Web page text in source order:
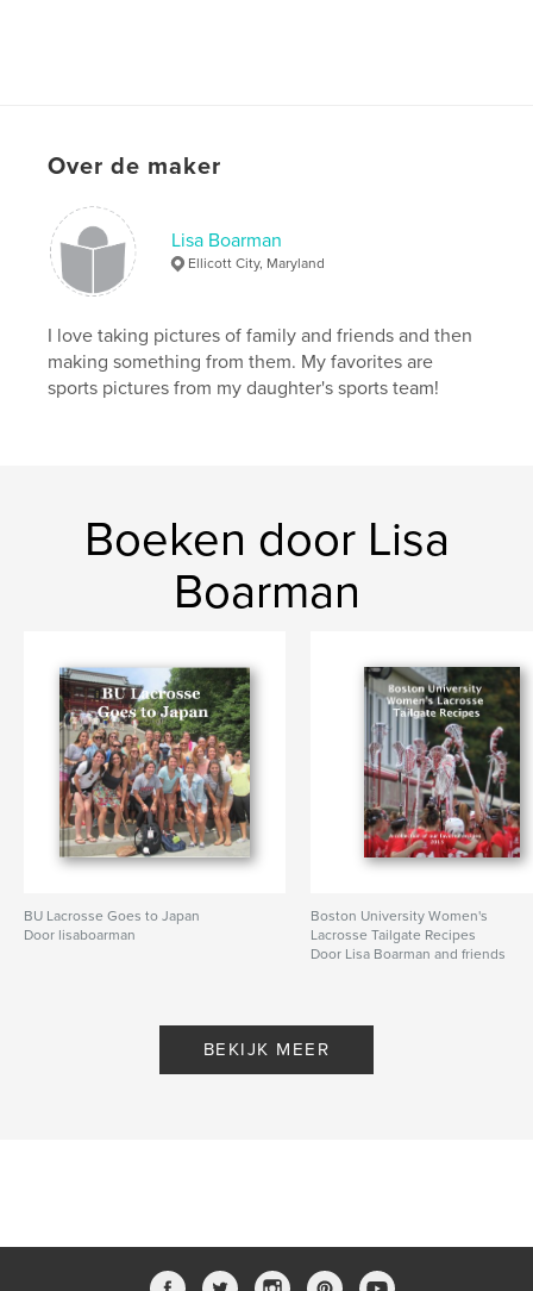
Over de maker
Lisa Boarman
Ellicott City, Maryland
I love taking pictures of family and friends and then
making something from them. My favorites are
sports pictures from my daughter's sports team!
Boeken door Lisa
Boarman
BU Lacrosse Goes to Japan
Door lisaboarman
Boston University Women's
Lacrosse Tailgate Recipes
Door Lisa Boarman and friends
BEKIJK MEER